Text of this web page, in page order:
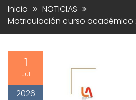
Inicio
NOTICIAS
Matriculación curso académico
1
Jul
2026